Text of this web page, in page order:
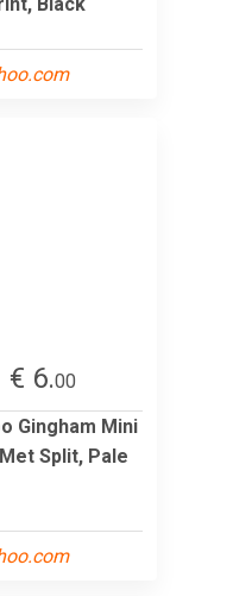
€ 6.00
Gingham Mini
Split, Pale